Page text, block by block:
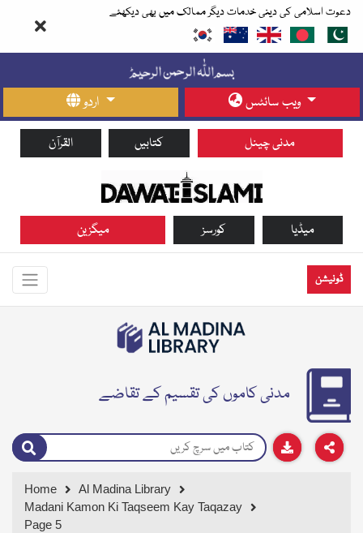
دعوت اسلامی کی دینی خدمات دیگر ممالک میں بھی دیکھئے
اردو ویب سائٹس
القرآن کتابیں مدنی چینل
میگزین کورسز میڈیا
ڈونیشن
مدنی کاموں کی تقسیم کے تقاضے
Home
Al Madina Library
Madani Kamon Ki Taqseem Kay Taqazay
Page 5